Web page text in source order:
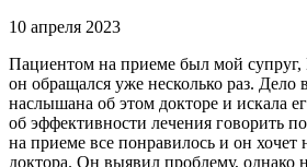
10 апреля 2023
Пациентом на приеме был мой
он обращался уже несколько раз. Дело
наслышана об этом докторе и искала
об эффективности лечения говорить
на приеме все понравилось и он хочет
доктора. Он выявил проблему, однако